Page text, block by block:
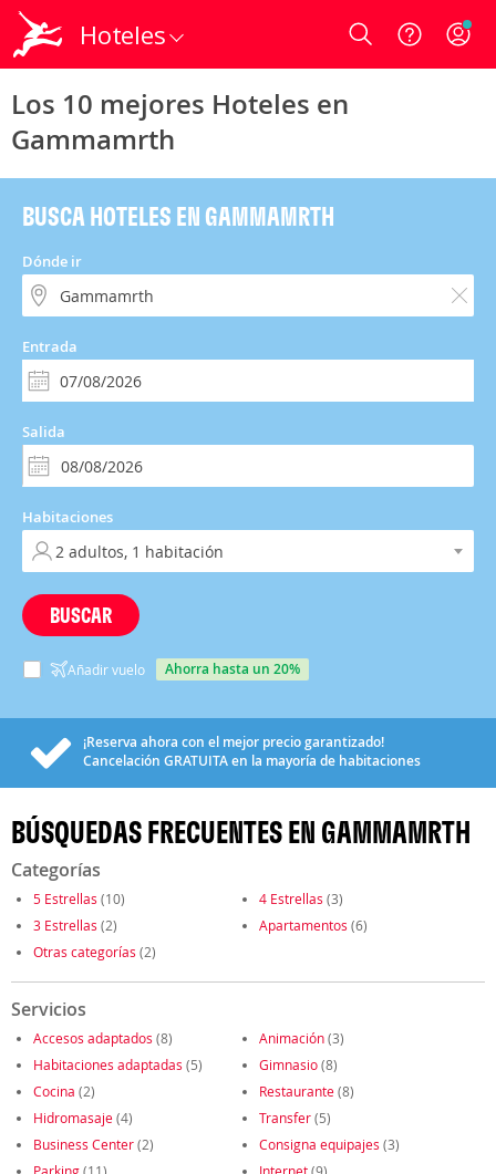
Hoteles Login
Los 10 mejores Hoteles en
Gammamrth
BUSCA HOTELES EN GAMMAMRTH
Dónde ir
Entrada
Salida
Habitaciones
BUSCAR
Añadir vuelo ahorra hasta un 20%
¡Reserva ahora con el mejor precio garantizado!
Cancelación GRATUITAen la mayoría de habitaciones
BÚSQUEDAS FRECUENTES EN GAMMAMRTH
Categorías
5 Estrellas (10) 4 Estrellas (3)
3 Estrellas (2) Apartamentos (6)
Otras categorías (2)
Servicios
Accesos adaptados (8) Animación(3)
Habitaciones adaptadas (5) Gimnasio(8)
Cocina (2) Restaurante(8)
Hidromasaje(4) Transfer(5)
Business Center(2) Consigna equipajes (3)